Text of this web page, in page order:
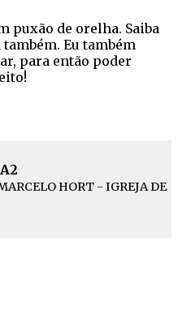
puxão de orelha. Saiba
Eu também
para então poder
HORT - IGREJA DE